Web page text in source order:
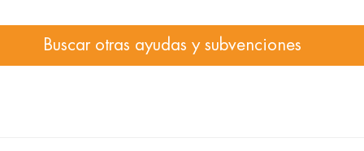
Buscar otras ayudas y subvenciones